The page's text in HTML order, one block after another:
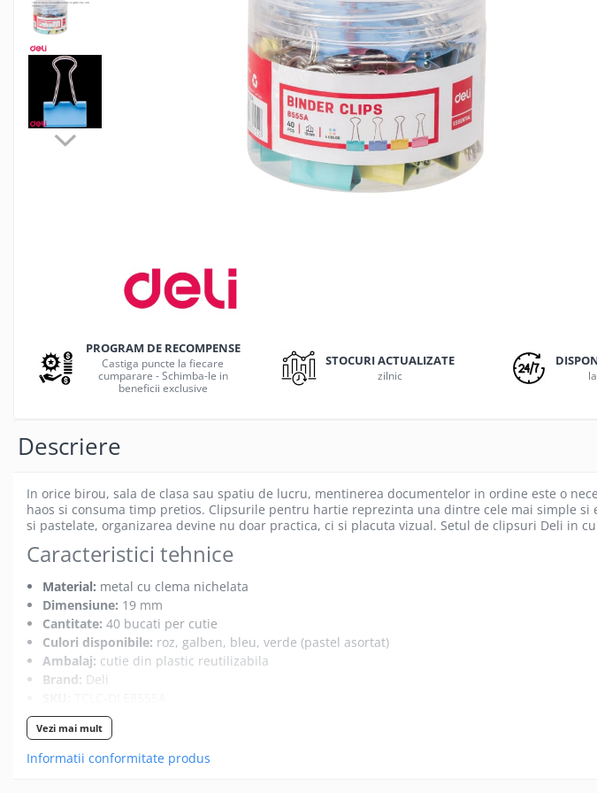
Jocuri de masa
Machiaj temporar si efecte speciale
Seturi si jocuri creative
Articole pentru creatori de
continut
Hub-uri si adaptoare Editare &
Munca mobila
Nisip kinetic si modelabil
Fashion Items
Gamepad
Mouse Gaming
Mouse Pad Gaming
Tastatura Gaming
Accesorii laptop
Cooler laptop
Ventilatoare USB
Accesorii monitoare
Suporturi monitoare
Accesorii smartphone
Accesorii SIM
Adaptoare smartphone
Cabluri iPhone
PROGRAM DE RECOMPENSE
Castiga puncte la fiecare
cumparare - Schimba-le in
beneficii exclusive
STOCURI ACTUALIZATE
zilnic
Descriere
In orice birou, sala de clasa sau spatiu de lucru, mentinerea documentelor in ordine este o
haos si consuma timp pretios. Clipsurile pentru hartie reprezinta una dintre cele mai simple
si pastelate, organizarea devine nu doar practica, ci si placuta vizual. Setul de clipsuri Deli in
Caracteristici tehnice
Material: metal cu clema nichelata
Dimensiune: 19 mm
Cantitate: 40 bucati per cutie
Culori disponibile: roz, galben, bleu, verde (pastel asortat)
Ambalaj: cutie din plastic reutilizabila
Brand: Deli
Finisaj clema:
Utilizari specifice
Domeniu - Exemplu concret de utilizare
Vezi mai mult
Informatii conformitate produs